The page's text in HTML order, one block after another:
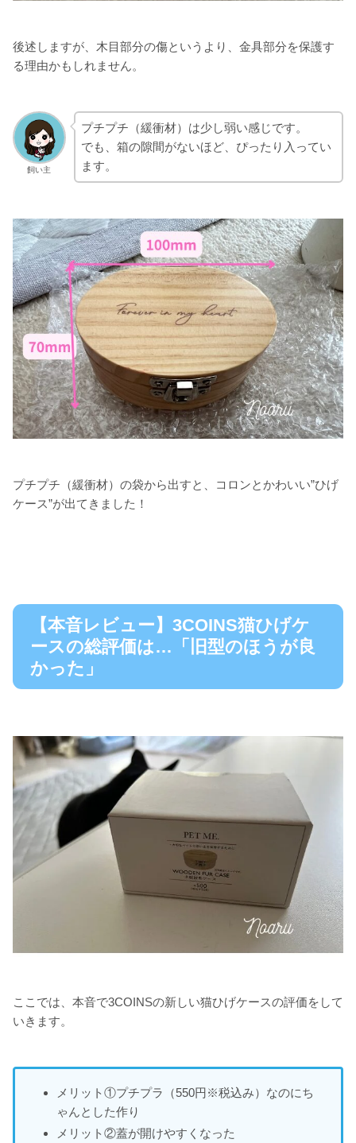
後述しますが、木目部分の傷というより、金具部分を保護す
る理由かもしれません。
飼い主
プチプチ（緩衝材）は少し弱い感じです。
でも、箱の隙間がないほど、ぴったり入ってい
ます。
プチプチ（緩衝材）の袋から出すと、コロンとかわいい”ひげ
ケース”が出てきました！
【本音レビュー】3COINS猫ひげケ
ースの総評価は…「旧型のほうが良
かった」
ここでは、本音で3COINSの新しい猫ひげケースの評価をして
いきます。
メリット①プチプラ（550円※税込み）なのにち
ゃんとした作り
メリット②蓋が開けやすくなった